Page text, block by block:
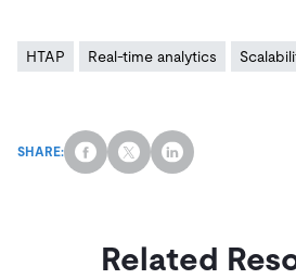
HTAP Real-time analytics
SHARE:
Related